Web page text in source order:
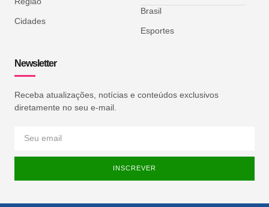
Cidades
Brasil
Esportes
Newsletter
Receba atualizações, notícias e conteúdos exclusivos
diretamente no seu e-mail.
INSCREVER